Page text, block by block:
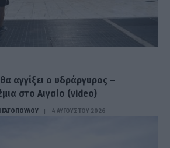
αγγίξει ο υδράργυρος –
στο Αιγαίο (video)
4 ΑΥΓΟΎΣΤΟΥ 2026